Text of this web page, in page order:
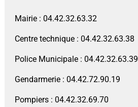
Mairie : 04.42.32.63.32
Centre technique : 04.42.32.63.38
Police Municipale : 04.42.32.63.39
Gendarmerie : 04.42.72.90.19
Pompiers : 04.42.32.69.70